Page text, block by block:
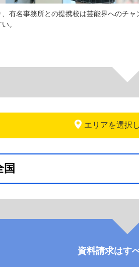
有名事務所との提携校は芸能界へのチ
。
エリアを選択
資料請求はす